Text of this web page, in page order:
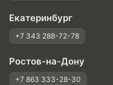
Екатеринбург
+7 343 288-72-78
Ростов-на-Дону
+7 863 333-28-30